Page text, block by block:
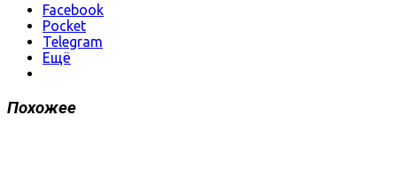
Facebook
Pocket
Telegram
Ещё
Похожее